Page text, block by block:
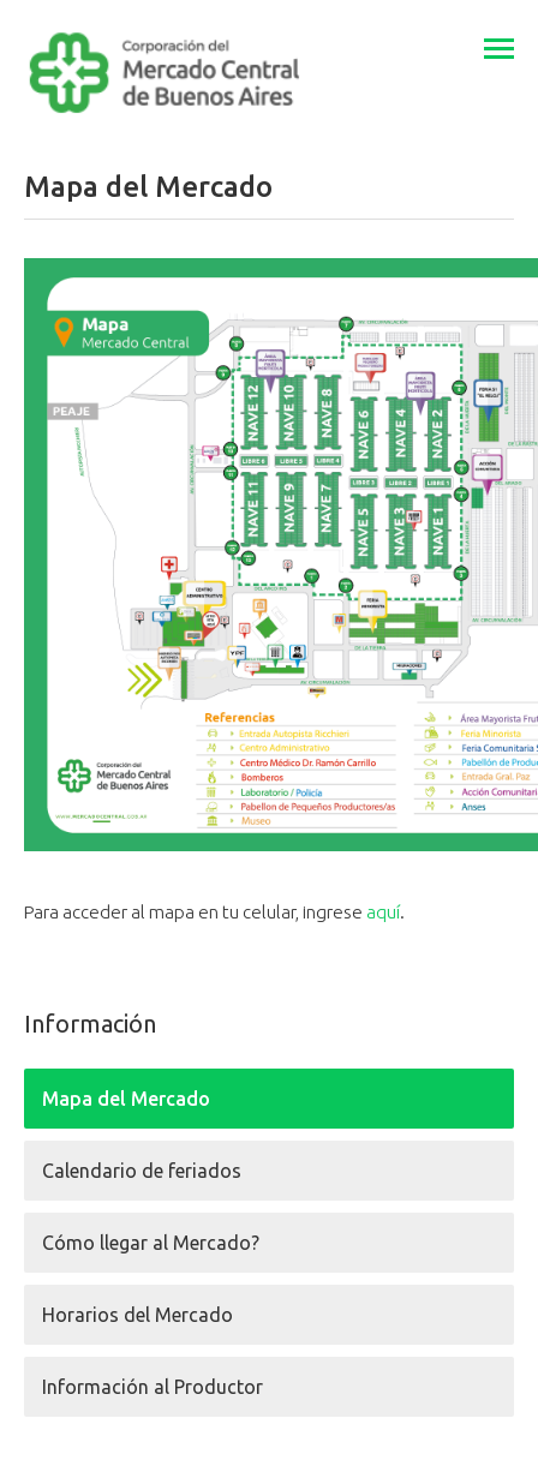
Mapa del Mercado
Para acceder al mapa en tu celular, ingrese aquí.
Información
Mapa del Mercado
Calendario de feriados
Cómo llegar al Mercado?
Horarios del Mercado
Información al Productor